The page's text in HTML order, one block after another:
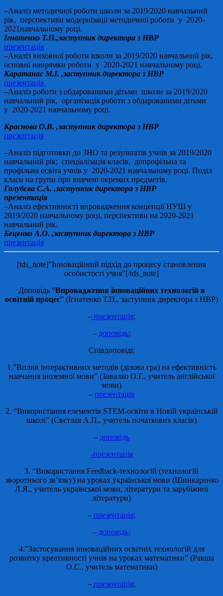
–Аналіз методичної роботи школи за 2019/2020 навчальний
рік, перспективи модернізації методичної роботи у 2020-
2021навчальному році.
Ігнатенко Т.П.,заступник директора з НВР
презентація
–Аналіз виховної роботи школи за 2019/2020 навчальний рік,
основні напрямки роботи у 2020-2021 навчальному році.
Каратанас М.І. ,заступник директора з НВР
презентація
–Аналіз роботи з обдарованими дітьми школи за 2019/2020
навчальний рік, організація роботи з обдарованими дітьми
у 2020-2021 навчальному році.
Краснова О.В. ,заступник директора з НВР
презентація
–Аналіз підготовки до ЗНО та результатів учнів за 2019/2020
навчальний рік; спеціалізація класів, допрофільна та
профільна освіта учнів у 2020-2021 навчальному році. Поділ
класи на групи при вивчені окремих предметів.
Голубєва С.А. ,заступник директора з НВР
презентація
–Аналіз ефективності впровадження концепції НУШ у
2019/2020 навчальному році, перспективи на 2020-2021
навчальний рік.
Беценко А.О. ,заступник директора з НВР
презентація
[tds_note]”Інноваційний підхід до процесу становлення
особистості учня”[/tds_note]
Доповідь “Впровадження інноваційних технологій в
освітній процес” (Ігнатенко Т.П., заступник директора з НВР)
– презентація;
– доповідь;
Співдоповіді:
1.”Вплив інтерактивних методів (ділова гра) на ефективність
навчання іноземної мови” (Завалко О.Г., учитель англійської
мови)
– презентація
2. “Використання елементів STEM-освіти в Новій українській
школі” (Свєтлая А.П., учитель початкових класів)
– доповідь
-презентація
3. “Використання Feedback-технологій (технологій
зворотнього зв’язку) на уроках української мови (Шинкаренко
Л.Я., учитель української мови, літератури та зарубіжної
літератури)
– презентація;
– доповідь;
4.”Застосування інноваційних освітніх технологій для
розвитку креативності учнів на уроках математики” (Ракша
О.С., учитель математики)
– презентація;